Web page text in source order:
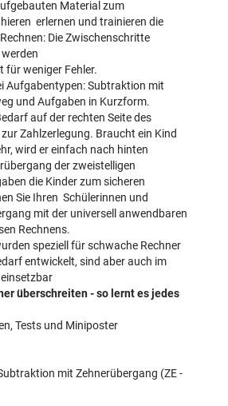
Material zum
erlernen und trainieren die
Die Zwischenschritte
für weniger Fehler.
Aufgabentypen: Subtraktion mit
und Aufgaben in Kurzform.
auf der rechten Seite des
Zahlzerlegung. Braucht ein Kind
wird er einfach nach hinten
der zweistelligen
die Kinder zum sicheren
Sie Ihren Schülerinnen und
mit der universell anwendbaren
Rechnens.
speziell für schwache Rechner
entwickelt, sind aber auch im
überschreiten - so lernt es jedes
Tests und Miniposter
mit Zehnerübergang (ZE -